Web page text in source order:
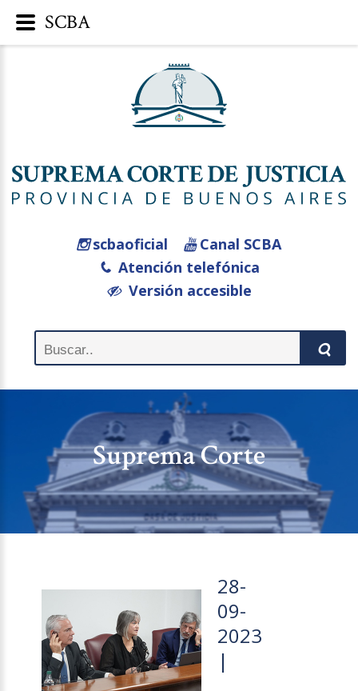
scbaoficial
Canal SCBA
Atención telefónica
Versión accesible
Suprema Corte
28-
09-
2023
|
SCBA